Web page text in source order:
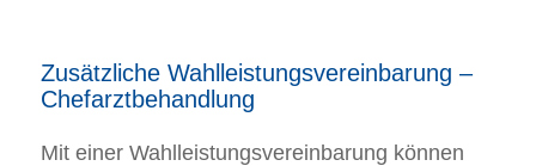
Zusätzliche Wahlleistungsvereinbarung –
Chefarztbehandlung
Mit einer Wahlleistungsvereinbarung können